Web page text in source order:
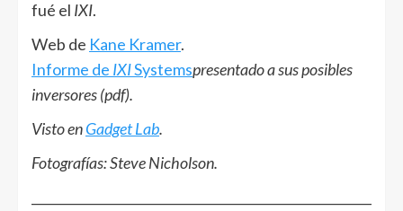
fué el IXI.
Web de Kane Kramer.
Informe de IXISystemspresentado a sus posibles
inversores (pdf).
Visto enGadget Lab.
Fotografías: Steve Nicholson.